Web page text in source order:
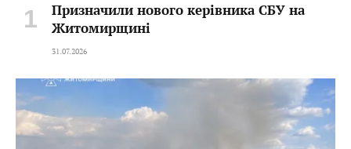
Призначили нового керівника СБУ на
Житомирщині
31.07.2026